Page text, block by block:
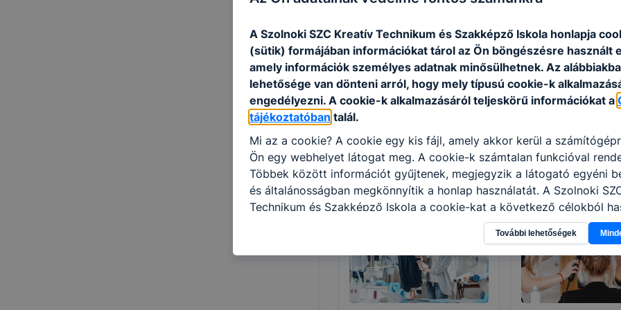
képzéseinken az első képesítő vizsga
letételéig térítésmentesen tanulhatnak
azok, akik még nem rendelkeznek az új
szakképzési rendszerben szerzett
szakképesítéssel
Szakmák
A Szolnoki SZC Kreatív Technikum és Szakképző Iskola honlapja
(sütik) formájában információkat tárol az Ön böngészésre használt
amely információk személyes adatnak minősülhetnek. Az
lehetősége van dönteni arról, hogy mely típusú cookie-k
engedélyezni. A cookie-k alkalmazásáról teljeskörű információkat a
tájékoztatóban talál.
Mi az a cookie? A cookie egy kis fájl, amely akkor kerül a
Ön egy webhelyet látogat meg. A cookie-k számtalan funkcióval
Többek között információt gyűjtenek, megjegyzik a látogató egyéni
és általánosságban megkönnyítik a honlap használatát. A Szolnoki
Technikum és Szakképző Iskola a cookie-kat a következő célokból
információ gyűjtése azzal kapcsolatban, hogyan használja Ön a
felmérésével, hogy a honlap melyik részeit látogatja, vagy használja
így megtudhatjuk, hogyan biztosítsunk Önnek még jobb felhasználói
ismét meglátogatja oldalunkat, honlap fejlesztése. Hogyan
tudja kikapcsolni a cookie-kat? Minden modern böngésző engedélyezi
beállításának a változtatását. A legtöbb böngésző
További lehetőségek